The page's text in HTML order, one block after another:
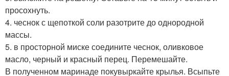
просохнуть.
4. чеснок с щепоткой соли разотрите до однородной
массы.
5. в просторной миске соедините чеснок, оливковое
масло, черный и красный перец. Перемешайте.
В полученном маринаде покувыркайте крылья. Всыпьте